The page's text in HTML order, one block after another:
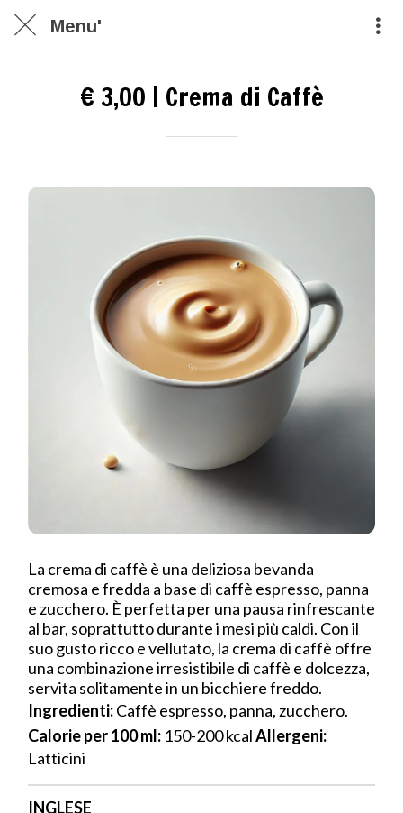
Menu'
€ 3,00 | Crema di Caffè
La crema di caffè è una deliziosa bevanda
cremosa e fredda a base di caffè espresso, panna
e zucchero. È perfetta per una pausa rinfrescante
al bar, soprattutto durante i mesi più caldi. Con il
suo gusto ricco e vellutato, la crema di caffè offre
una combinazione irresistibile di caffè e dolcezza,
servita solitamente in un bicchiere freddo.
Ingredienti:Caffè espresso, panna, zucchero.
Calorie per 100 ml: 150-200 kcalAllergeni:
Latticini
INGLESE